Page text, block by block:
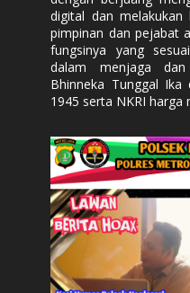
digital dan
pimpinan dan pejabat
fungsinya yang
dalam menjaga dan
Bhinneka Tunggal Ika
1945 serta NKRI harga